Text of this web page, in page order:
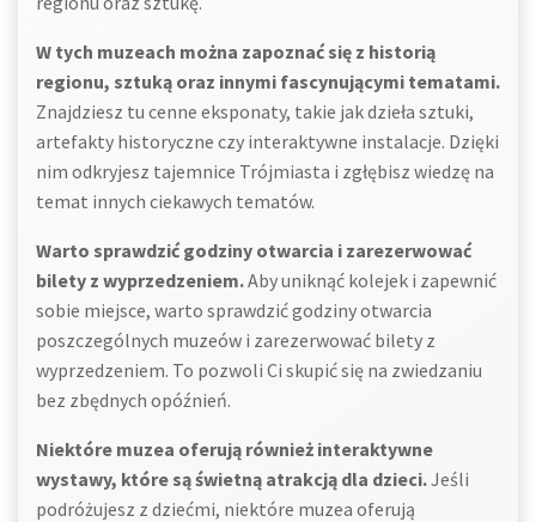
W tych muzeach można zapoznać się z historią
regionu, sztuką oraz innymi fascynującymi tematami.
Znajdziesz tu cenne eksponaty, takie jak dzieła sztuki,
artefakty historyczne czy interaktywne instalacje. Dzięki
nim odkryjesz tajemnice Trójmiasta i zgłębisz wiedzę na
temat innych ciekawych tematów.
Warto sprawdzić godziny otwarcia i zarezerwować
bilety z wyprzedzeniem.Aby uniknąć kolejek i zapewnić
sobie miejsce, warto sprawdzić godziny otwarcia
poszczególnych muzeów i zarezerwować bilety z
wyprzedzeniem. To pozwoli Ci skupić się na zwiedzaniu
bez zbędnych opóźnień.
Niektóre muzea oferują również interaktywne
wystawy, które są świetną atrakcją dla dzieci.Jeśli
podróżujesz z dziećmi, niektóre muzea oferują